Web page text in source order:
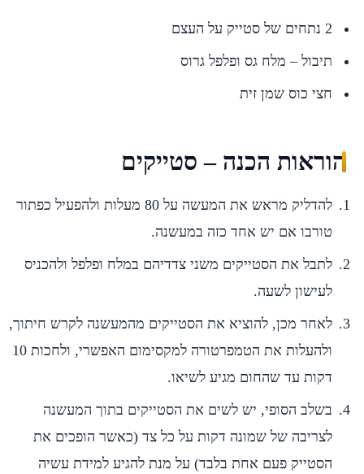
2 נתחים של סטייק על העצם
תיבול – מלח גס ופלפל גרוס
חצי כוס שמן זית
הוראות הכנה – סטייקים
להדליק מראש את המעשה על 80 מעלות ולהפעיל כפתור
טורבו אם יש אחד כזה במעשנה.
לתבל את הסטייקים משני צדדיהם במלח ופלפל ולהכניס
לעישון לשעה.
לאחר מכן, להוציא את הסטייקים מהמעשנה לקרש חיתוך,
ולהעלות את הטמפרטורה למקסימום האפשרי, ולחכות 10
דקות עד שהחום מגיע לשיאו.
בשלב הסופי, יש לשים את הסטייקים בתוך המעשנה
לצריבה של שמונה דקות על כל צד (כאשר הופכים את
הסטייק פעם אחת בלבד) על מנת להגיע למידת עשיה